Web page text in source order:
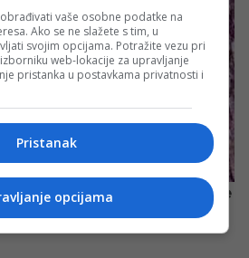
vaše osobne podatke na
Ako se ne slažete s tim, u
svojim opcijama. Potražite vezu pri
web-lokacije za upravljanje
pristanka u postavkama privatnosti i
Pristanak
opcijama